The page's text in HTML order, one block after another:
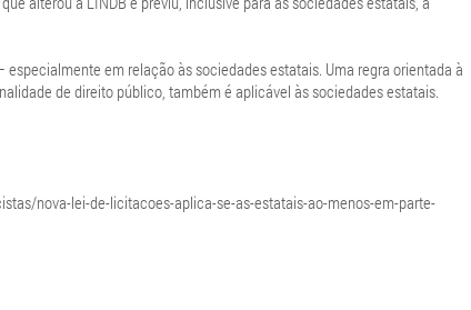
em relação às sociedades estatais. Uma regra orientada à
de direito público, também é aplicável às sociedades estatais.
nova-lei-de-licitacoes-aplica-se-as-estatais-ao-menos-em-parte-